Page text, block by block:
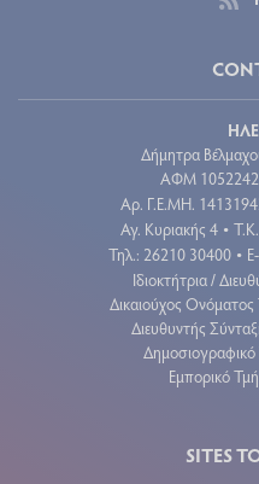
Δήμητρα
ΑΦΜ
Aρ. Γ.Ε.ΜΗ.
Αγ. Κυριακής 4 •
Τηλ.: 26210 30400 •
Ιδιοκτήτρια /
Δικαιούχος
Διευθυντής
Εμπορικό
SITES